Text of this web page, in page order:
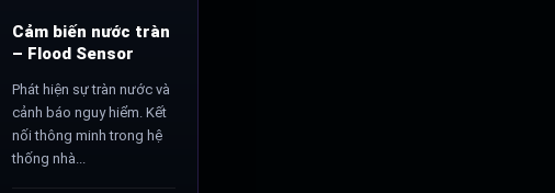
Cảm biến nước tràn
– Flood Sensor
Phát hiện sự tràn nước và
cảnh báo nguy hiểm. Kết
nối thông minh trong hệ
thống nhà...